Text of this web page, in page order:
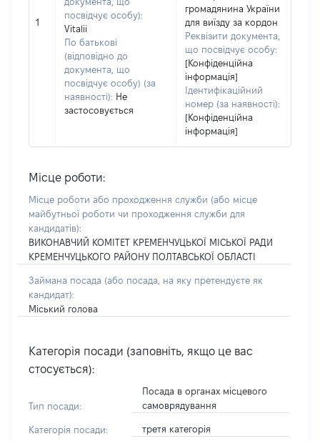
1
посвідчує особу):
Vitalii
По батькові
(відповідно до
документа, що
посвідчує особу) (за
наявності): Не
застосовується
громадянина України
для виїзду за кордон
Реквізити документа,
що посвідчує особу:
[Конфіденційна
інформація]
Ідентифікаційний
номер (за наявності):
[Конфіденційна
інформація]
Місце роботи:
Місце роботи або проходження служби (або місце
майбутньої роботи чи проходження служби для
кандидатів):
ВИКОНАВЧИЙ КОМІТЕТ КРЕМЕНЧУЦЬКОЇ МІСЬКОЇ РАДИ
КРЕМЕНЧУЦЬКОГО РАЙОНУ ПОЛТАВСЬКОЇ ОБЛАСТІ
Займана посада (або посада, на яку претендуєте як
кандидат):
Міський голова
Категорія посади (заповніть, якщо це вас
стосується):
Тип посади:
Посада в органах місцевого
самоврядування
Категорія посади: третя категорія